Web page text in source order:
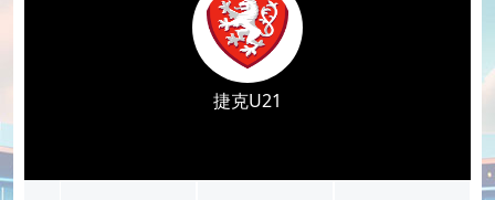
捷克U21